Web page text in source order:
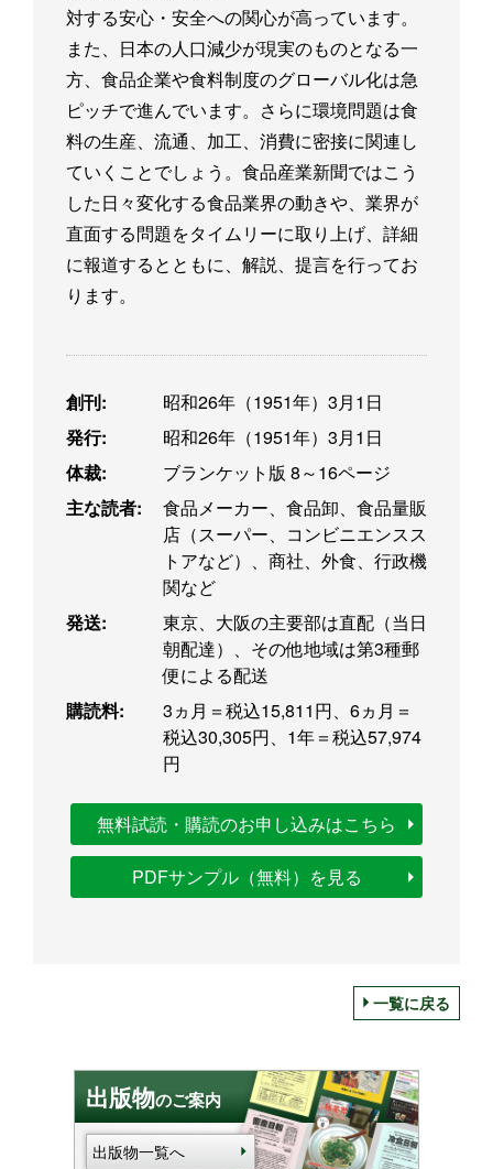
対する安心・安全への関心が高っています。
また、日本の人口減少が現実のものとなる一
方、食品企業や食料制度のグローバル化は急
ピッチで進んでいます。さらに環境問題は食
料の生産、流通、加工、消費に密接に関連し
ていくことでしょう。食品産業新聞ではこう
した日々変化する食品業界の動きや、業界が
直面する問題をタイムリーに取り上げ、詳細
に報道するとともに、解説、提言を行ってお
ります。
創刊:
昭和26年（1951年）3月1日
発行:
昭和26年（1951年）3月1日
体裁:
ブランケット版 8～16ページ
主な読者:
食品メーカー、食品卸、食品量販
店（スーパー、コンビニエンスス
トアなど）、商社、外食、行政機
関など
発送:
東京、大阪の主要部は直配（当日
朝配達）、その他地域は第3種郵
便による配送
購読料:
3ヵ月＝税込15,811円、6ヵ月＝
税込30,305円、1年＝税込57,974
円
無料試読・購読のお申し込みはこちら
PDFサンプル（無料）を見る
一覧に戻る
出版物のご案内
出版物一覧へ